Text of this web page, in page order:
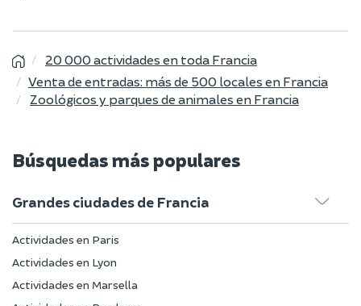
20 000 actividades en toda Francia
Venta de entradas: más de 500 locales en Francia
Zoológicos y parques de animales en Francia
Búsquedas más populares
Grandes ciudades de Francia
Actividades en Paris
Actividades en Lyon
Actividades en Marsella